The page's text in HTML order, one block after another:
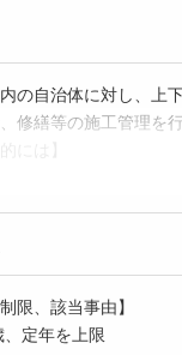
の自治体に対し、上
修繕等の施工管理を
、取引会社との打ち合
後のメンテナンスなど
に合わせてフォローを
ルアップも目指して
制限、該当事由】
定年を上限